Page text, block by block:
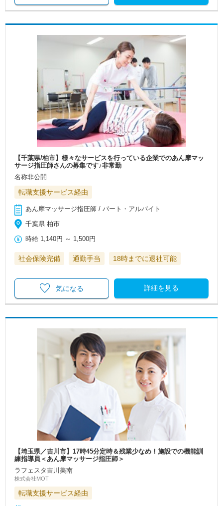
【千葉県/柏市】様々なサービスを行っている企業でのあん摩マッ
サージ指圧師さんの募集です♪非常勤
名称非公開
転職支援サービス経由
あん摩マッサージ指圧師 / パート・アルバイト
千葉県 柏市
時給 1,140円 ～ 1,500円
社会保険完備 通勤手当 18時までに退社可能
詳細を見る
気になる
【埼玉県／吉川市】17時45分定時＆残業少なめ！施設での機能訓
練指導員＜あん摩マッサージ指圧師＞
ラフェスタ吉川美南
株式会社MOT
転職支援サービス経由